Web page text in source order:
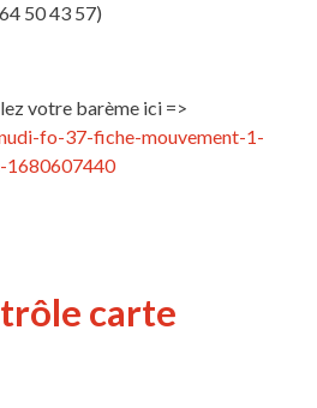
50 43 57)
votre barème ici =>
fo-37-fiche-mouvement-1-
1680607440
carte